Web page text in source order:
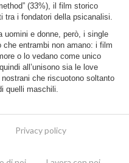
(33%), il film storico
tra i fondatori della psicanalisi.
uomini e donne, però, i single
entrambi non amano: i film
o lo vedano come unico
all’unisono sia le love
che riscuotono soltanto
quelli maschili.
Privacy policy